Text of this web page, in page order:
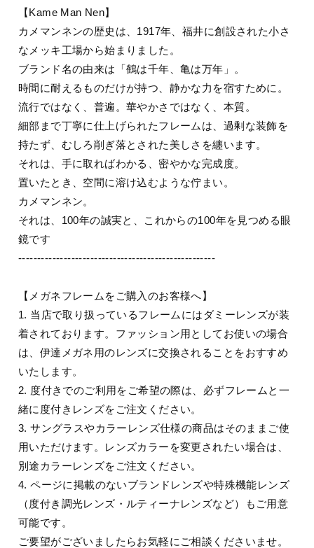
【Kame Man Nen】
カメマンネンの歴史は、1917年、福井に創設された小さ
なメッキ工場から始まりました。
ブランド名の由来は「鶴は千年、亀は万年」。
時間に耐えるものだけが持つ、静かな力を宿すために。
流行ではなく、普遍。華やかさではなく、本質。
細部まで丁寧に仕上げられたフレームは、過剰な装飾を
持たず、むしろ削ぎ落とされた美しさを纏います。
それは、手に取ればわかる、密やかな完成度。
置いたとき、空間に溶け込むような佇まい。
カメマンネン。
それは、100年の誠実と、これからの100年を見つめる眼
鏡です
----------------------------------------------------
【メガネフレームをご購入のお客様へ】
1. 当店で取り扱っているフレームにはダミーレンズが装
着されております。ファッション用としてお使いの場合
は、伊達メガネ用のレンズに交換されることをおすすめ
いたします。
2. 度付きでのご利用をご希望の際は、必ずフレームと一
緒に度付きレンズをご注文ください。
3. サングラスやカラーレンズ仕様の商品はそのままご使
用いただけます。レンズカラーを変更されたい場合は、
別途カラーレンズをご注文ください。
4. ページに掲載のないブランドレンズや特殊機能レンズ
（度付き調光レンズ・ルティーナレンズなど）もご用意
可能です。
ご要望がございましたらお気軽にご相談くださいませ。